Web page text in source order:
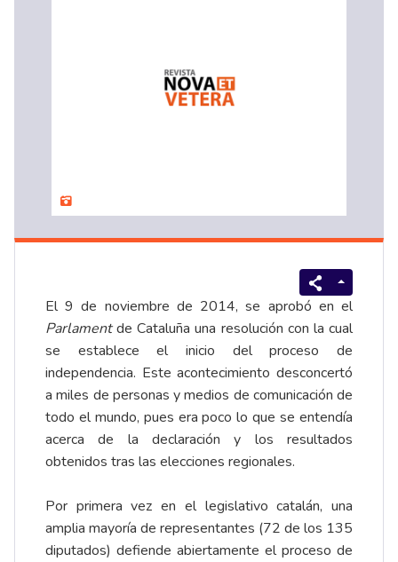
El 9 de noviembre de 2014, se aprobó en el
Parlamentde Cataluña una resolución con la cual
se establece el inicio del proceso de
independencia. Este acontecimiento desconcertó
a miles de personas y medios de comunicación de
todo el mundo, pues era poco lo que se entendía
acerca de la declaración y los resultados
obtenidos tras las elecciones regionales.
Por primera vez en el legislativo catalán, una
amplia mayoría de representantes (72 de los 135
diputados) defiende abiertamente el proceso de